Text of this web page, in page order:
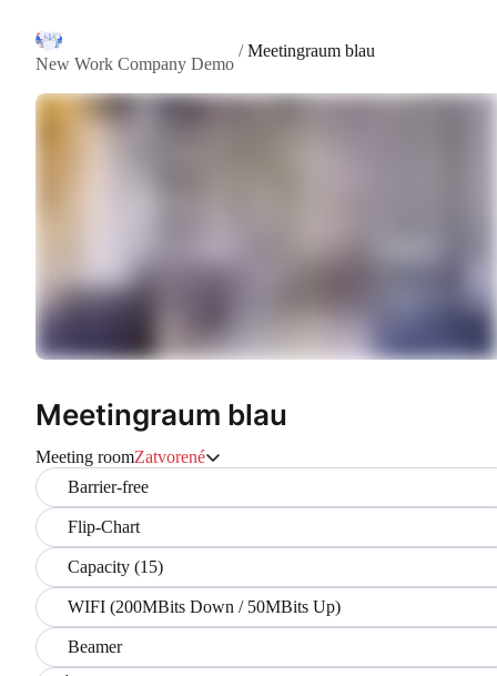
New Work Company Demo
/Meetingraum blau
Meetingraum blau
Meeting roomZatvorené
Barrier-free
Flip-Chart
Capacity (15)
WIFI (200MBits Down / 50MBits Up)
Beamer